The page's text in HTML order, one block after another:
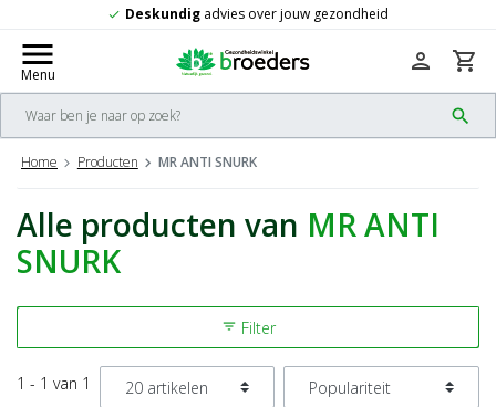
check Deskundig advies over jouw gezondheid
menu
Menu
search
person shopping_cart
Home Producten MR ANTI SNURK
Alle producten van MR ANTI
SNURK
filter_list Filter
1 - 1 van 1